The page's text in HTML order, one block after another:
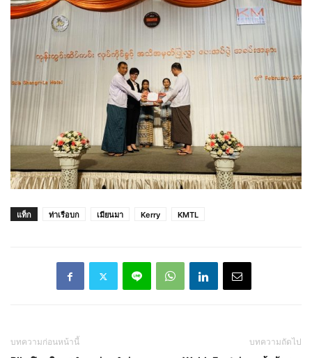
แท็ก ท่าเรือบก เมียนมา Kerry KMTL
บทความก่อนหน้านี้ บทความถัดไป